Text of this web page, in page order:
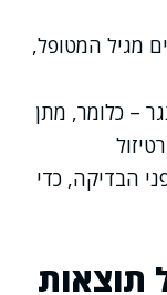
מגיל המטופל,
– כלומר, מתן
הבדיקה, כדי
תוצאות